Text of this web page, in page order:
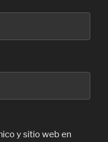
y sitio web en